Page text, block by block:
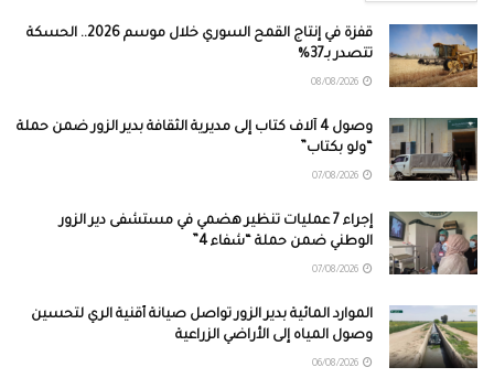
قفزة في إنتاج القمح السوري خلال موسم 2026.. الحسكة
تتصدر بـ37%
وصول 4 آلاف كتاب إلى مديرية الثقافة بدير الزور ضمن حملة
“ولو بكتاب”
إجراء 7 عمليات تنظير هضمي في مستشفى دير الزور
الوطني ضمن حملة “شفاء 4”
الموارد المائية بدير الزور تواصل صيانة أقنية الري لتحسين
وصول المياه إلى الأراضي الزراعية